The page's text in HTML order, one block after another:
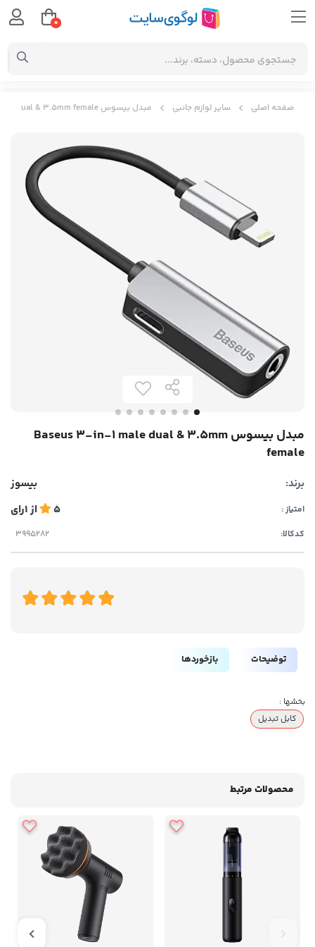
صفحه اصلی سایر لوازم جانبی مبدل بیسوس Baseus 3-in-1 male dual & 3.5mm female
مبدل بیسوس Baseus 3-in-1 male dual & 3.5mm
female
برند: بیسوز
امتیاز : 5 از1رای
کدکالا:
توضیحات بازخوردها
بخشها :
کابل تبدیل
محصولات مرتبط
0